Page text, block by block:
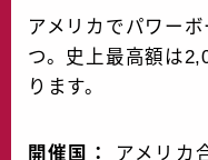
アメリカでパワー
つ。史上最高額は
ります。
開催国：
アメリカ